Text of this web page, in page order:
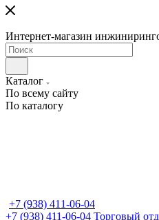
Интернет-магазин
Каталог
По всему сайту
По каталогу
+7 (938) 411-06-04
+7 (938) 411-06-04 Торговый